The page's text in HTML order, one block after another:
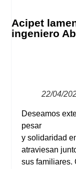
Acipet
ingeniero
22/04/
Deseamos
pesar
y solidaridad
atraviesan
sus familiares.